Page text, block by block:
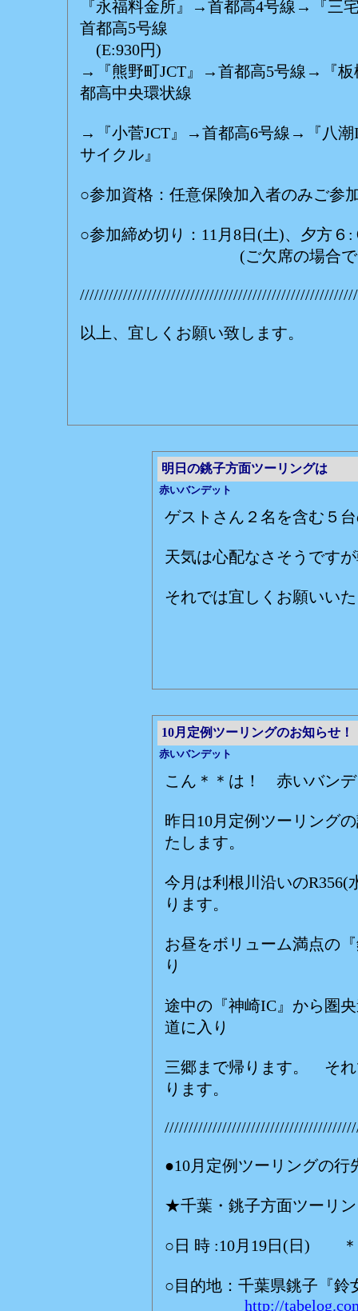
『永福料金所』→首都高4号線→『三
首都高5号線
(E:930円)
→『熊野町JCT』→首都高5号線→『
都高中央環状線
→『小菅JCT』→首都高6号線→『八
サイクル』
○参加資格：任意保険加入者のみご参
○参加締め切り：11月8日(土)、夕方６
(ご欠席の場合でもご連
以上、宜しくお願い致します。
明日の銚子方面ツーリングは
赤いバンデット
ゲストさん２名を含む５
天気は心配なさそうです
それでは宜しくお願いい
10月定例ツーリングのお知らせ！
赤いバンデット
こん＊＊は！ 赤いバン
昨日10月定例ツーリング
たします。
今月は利根川沿いのR356(
ります。
お昼をボリューム満点の
り
途中の『神崎IC』から圏
道に入り
三郷まで帰ります。 それ
ります。
●10月定例ツーリングの行
★千葉・銚子方面ツーリ
○日 時 :10月19日(日) ＊
○目的地：千葉県銚子『鈴
http://